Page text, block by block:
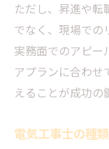
ただし、昇進や
でなく、現場での
実務面でのアピー
アプランに合わせ
えることが成功の
電気工事士の種